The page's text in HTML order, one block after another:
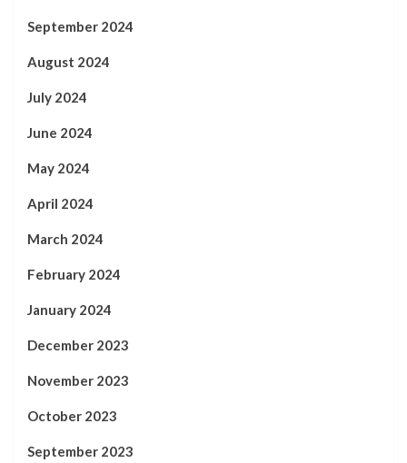
September 2024
August 2024
July 2024
June 2024
May 2024
April 2024
March 2024
February 2024
January 2024
December 2023
November 2023
October 2023
September 2023